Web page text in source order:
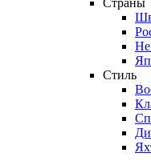
Страны
Стиль